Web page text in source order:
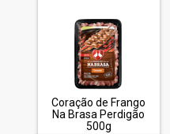
Coração de Frango
Na Brasa Perdigão
500g